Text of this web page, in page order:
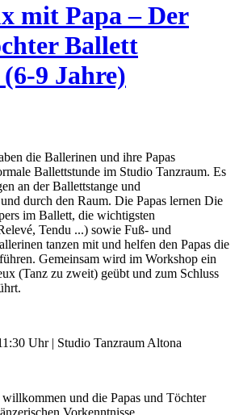
mit Papa – Der
Ballett
9 Jahre)
die Ballerinen und ihre Papas
Ballettstunde im Studio Tanzraum. Es
an der Ballettstange und
durch den Raum. Die Papas lernen Die
im Ballett, die wichtigsten
Tendu ...) sowie Fuß- und
tanzen mit und helfen den Papas die
Gemeinsam wird im Workshop ein
(Tanz zu zweit) geübt und zum Schluss
Uhr | Studio Tanzraum Altona
und die Papas und Töchter
Vorkenntnisse